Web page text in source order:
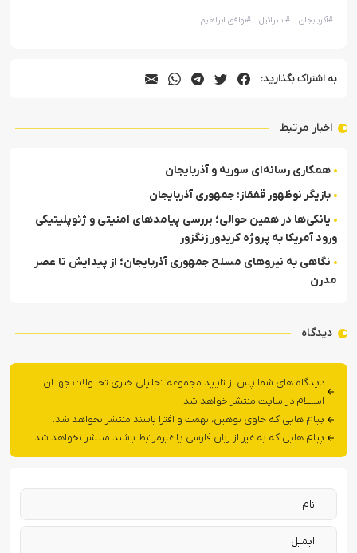
#آذربایجان #اسرائیل #توافق ابراهیم
به اشتراک بگذارید:
اخبار مرتبط
همکاری رسانه‌ای سوریه و آذربایجان
بازیگر نوظهور قفقاز: جمهوری آذربایجان
یانکی‌ها در همین حوالی‌؛ بررسی پیامدهای امنیتی و ژئوپلیتیکی
ورود آمریکا به پروژه کریدور زنگزور‎
نگاهی به نیروهای مسلح جمهوری آذربایجان؛ از پیدایش تا عصر
مدرن
دیدگاه
دیدگاه های شما پس از تایید مجموعه تحلیلی خبری تحــولات جهــان
اســلام در سایت منتشر خواهد شد.
پیام هایی که حاوی توهین، تهمت و افترا باشند منتشر نخواهد شد.
پیام هایی که به غیر از زبان فارسی یا غیرمرتبط باشند منتشر نخواهد شد.